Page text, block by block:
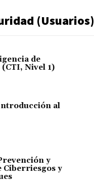
(Usuarios)
de
(CTI, Nivel 1)
al
y
Ciberriesgos y